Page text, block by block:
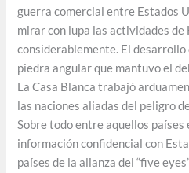
guerra comercial entre Estados
mirar con lupa las actividades
considerablemente. El
piedra angular que mantuvo el
La Casa Blanca trabajó
las naciones aliadas del peligro
Sobre todo entre aquellos
información confidencial con
países de la alianza del “five